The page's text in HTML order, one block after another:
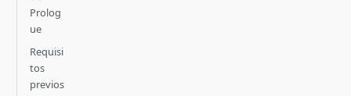
Prolog
ue
Requisi
tos
previos